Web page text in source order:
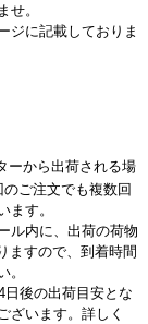
せ。
ジに記載しておりま
ーから出荷される場
ご注文でも複数回
ます。
ル内に、出荷の荷物
ますので、到着時間
。
日後の出荷目安とな
ざいます。詳しく